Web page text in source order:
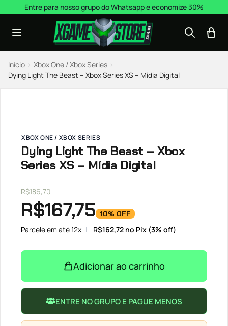
Pular para o conteúdo
Entre para nosso grupo do Whatsapp e economize 30%
Início › Xbox One / Xbox Series ›
Dying Light The Beast – Xbox Series XS – Mídia Digital
XBOX ONE / XBOX SERIES
Dying Light The Beast – Xbox
Series XS – Mídia Digital
R$186,70
R$167,75 10% OFF
Parcele em até 12x R$162,72 no Pix (3% off)
Adicionar ao carrinho
ENTRE NO GRUPO E PAGUE MENOS